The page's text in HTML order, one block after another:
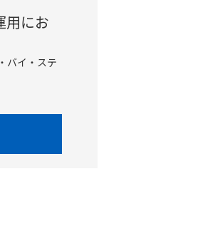
用にお
バイ・ステ